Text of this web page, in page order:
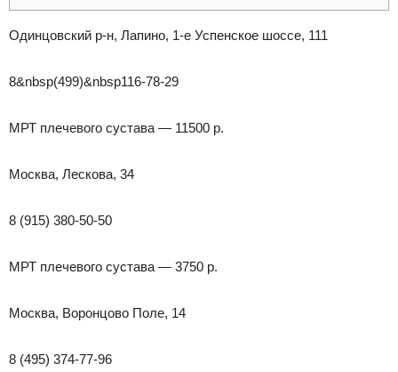
Одинцовский р-н, Лапино, 1-е Успенское шоссе, 111
8&nbsp(499)&nbsp116-78-29
МРТ плечевого сустава — 11500 р.
Москва, Лескова, 34
8 (915) 380-50-50
МРТ плечевого сустава — 3750 р.
Москва, Воронцово Поле, 14
8 (495) 374-77-96